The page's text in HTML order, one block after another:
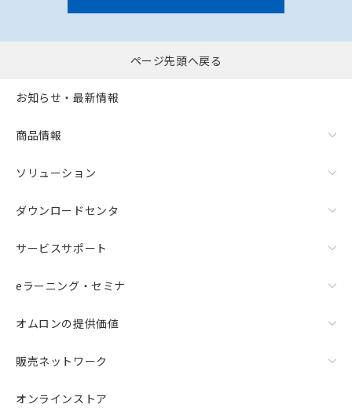
ページ先頭へ戻る
お知らせ・最新情報
商品情報
ソリューション
ダウンロードセンタ
サービスサポート
eラーニング・セミナ
オムロンの提供価値
販売ネットワーク
オンラインストア